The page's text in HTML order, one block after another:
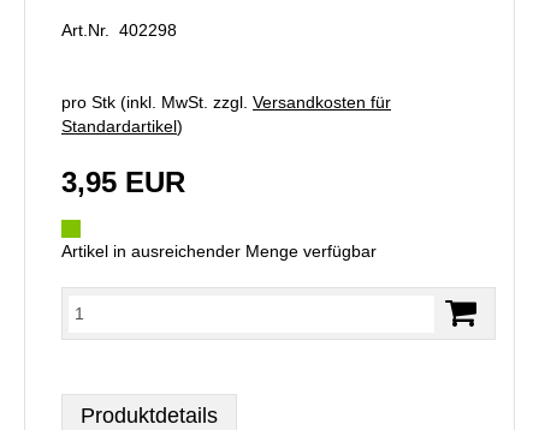
Art.Nr. 402298
pro Stk (inkl. MwSt. zzgl. Versandkosten für
Standardartikel)
3,95 EUR
Artikel in ausreichender Menge verfügbar
Produktdetails